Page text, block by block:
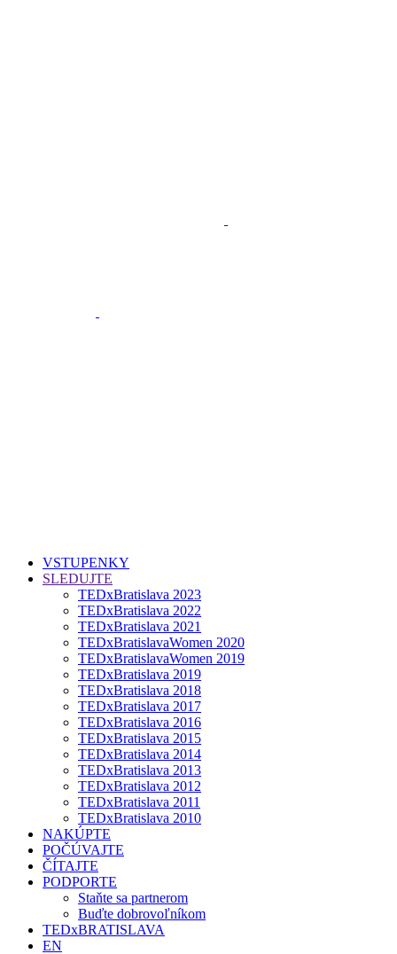
VSTUPENKY
SLEDUJTE
TEDxBratislava 2023
TEDxBratislava 2022
TEDxBratislava 2021
TEDxBratislavaWomen 2020
TEDxBratislavaWomen 2019
TEDxBratislava 2019
TEDxBratislava 2018
TEDxBratislava 2017
TEDxBratislava 2016
TEDxBratislava 2015
TEDxBratislava 2014
TEDxBratislava 2013
TEDxBratislava 2012
TEDxBratislava 2011
TEDxBratislava 2010
NAKÚPTE
POČÚVAJTE
ČÍTAJTE
PODPORTE
Staňte sa partnerom
Buďte dobrovoľníkom
TEDxBRATISLAVA
EN